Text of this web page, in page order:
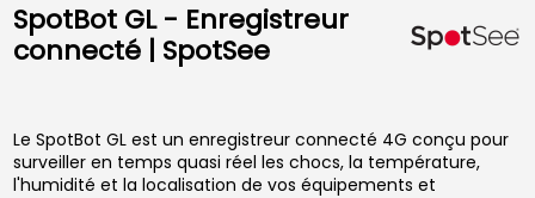
SpotBot GL - Enregistreur
connecté | SpotSee
Le SpotBot GL est un enregistreur connecté 4G conçu pour
surveiller en temps quasi réel les chocs, la température,
l'humidité et la localisation de vos équipements et